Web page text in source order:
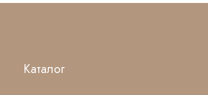
Каталог